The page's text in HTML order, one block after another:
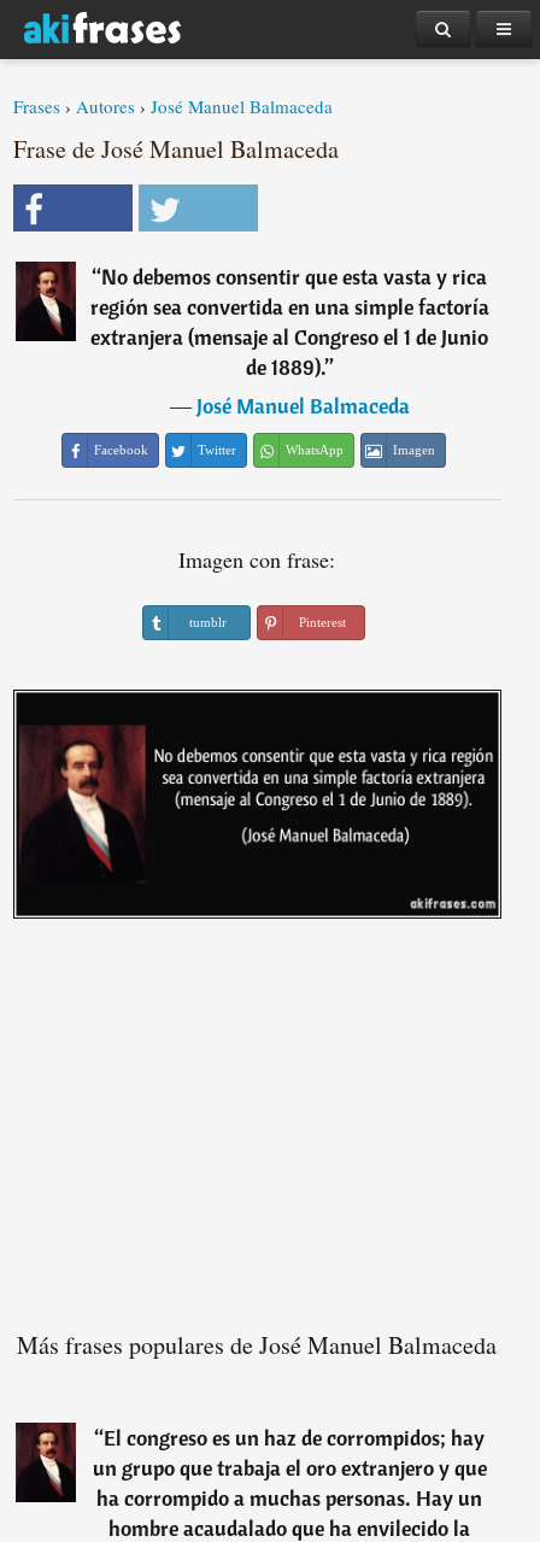
Frases ›Autores ›José Manuel Balmaceda
Frase de José Manuel Balmaceda
“No debemos consentir que esta vasta y rica
región sea convertida en una simple factoría
extranjera (mensaje al Congreso el 1 de Junio
de 1889).”
―José Manuel Balmaceda
Facebook Twitter WhatsApp Imagen
Imagen con frase:
tumblr Pinterest
Más frases populares de José Manuel Balmaceda
“El congreso es un haz de corrompidos; hay
un grupo que trabaja el oro extranjero y que
ha corrompido a muchas personas. Hay un
hombre acaudalado que ha envilecido la